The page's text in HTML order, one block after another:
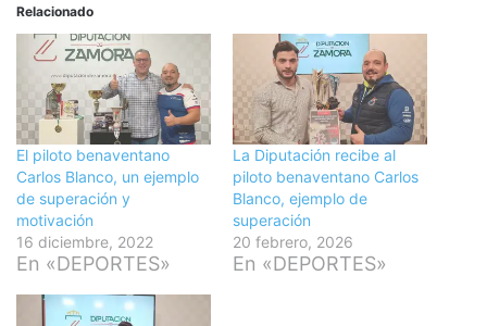
Relacionado
El piloto benaventano
Carlos Blanco, un ejemplo
de superación y
motivación
16 diciembre, 2022
En «DEPORTES»
La Diputación recibe al
piloto benaventano Carlos
Blanco, ejemplo de
superación
20 febrero, 2026
En «DEPORTES»